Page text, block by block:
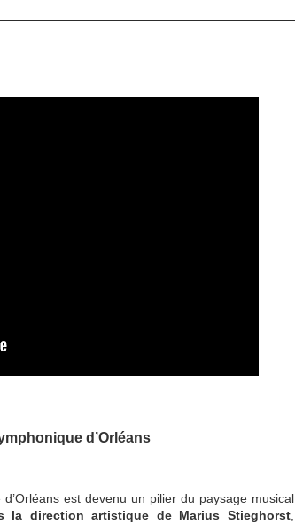
d’Orléans
est devenu un pilier du paysage musical
la direction artistique de Marius Stieghorst,